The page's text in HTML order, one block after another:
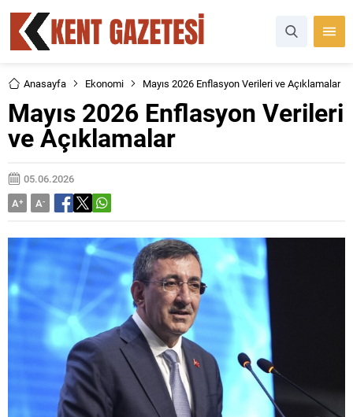
Anasayfa Ekonomi Mayıs 2026 Enflasyon Verileri ve Açıklamalar
Mayıs 2026 Enflasyon Verileri
ve Açıklamalar
05.06.2026
A+ A-